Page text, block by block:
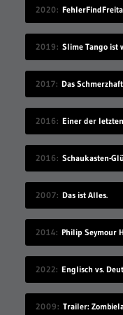
2020
2019
2017
2016 Einer der
2016 Schaukasten-
2007 Das ist Alles.
2014 Philip Seymour
2022
2009 Trailer: